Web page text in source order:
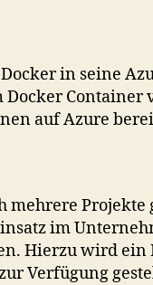
in seine
Container
auf Azure
mehrere Projekte
im
Hierzu wird ein
Verfügung